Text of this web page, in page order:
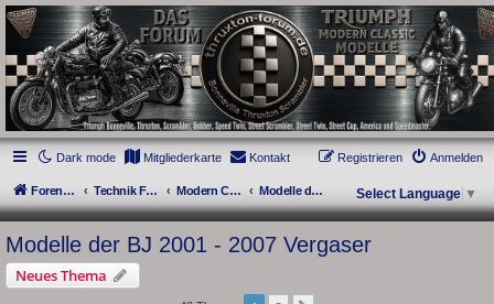
thruxton-forum.de
DAS FORUM! Alles rund um die Triumph Modern Classic Modelle. Das Forum für
die New Bonneville Baureihen ab BJ 2001. Triumph Bonneville, Thruxton,
Scrambler, Bobber, Speed Twin, Street Scrambler, Street Twin, Street Cup, America
und Speedmaster.
Dark mode
Mitgliederkarte Kontakt Anmelden
Registrieren
Foren-Übersicht Technik Forum Modern Classics - Baujahre 2001 bis 2015 [AC] Modelle der BJ 2001 - 2007 Vergaser Select Language ▼
Modelle der BJ 2001 - 2007 Vergaser
Neues Thema